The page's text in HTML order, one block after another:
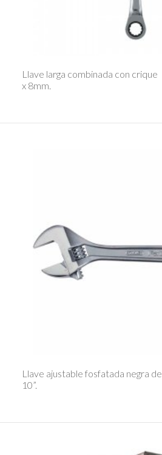
Ver Detalle
Llave larga combinada con crique
x 8mm.
Ver Detalle
Llave ajustable fosfatada negra de
10”.